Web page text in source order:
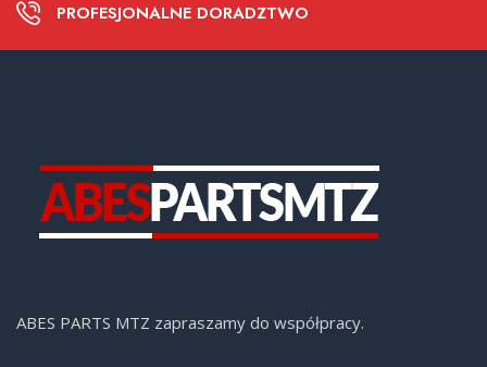
PROFESJONALNE DORADZTWO
ABES PARTS MTZ zapraszamy do współpracy.